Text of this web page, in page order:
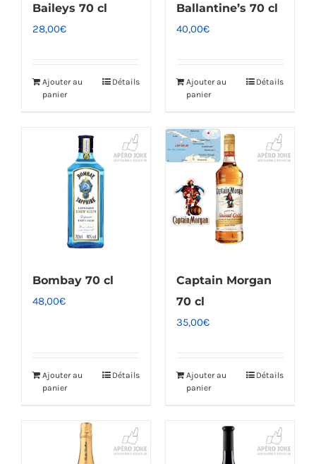
Baileys 70 cl
28,00€
Ajouter au
panier
Détails
Ballantine’s 70 cl
40,00€
Ajouter au
panier
Détails
Bombay 70 cl
48,00€
Ajouter au
panier
Détails
Captain Morgan
70 cl
35,00€
Ajouter au
panier
Détails